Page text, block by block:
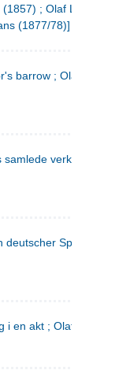
; Olaf Liljekrans
(1877/78)]
barrow ; Olaf Liljekrans
verker. 3
Sprache. 2
i en akt ; Olaf Liljekrans :